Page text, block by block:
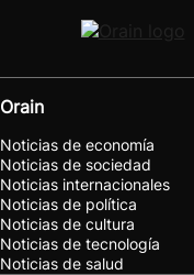
Orain
Noticias de economía
Noticias de sociedad
Noticias internacionales
Noticias de política
Noticias de cultura
Noticias de tecnología
Noticias de salud